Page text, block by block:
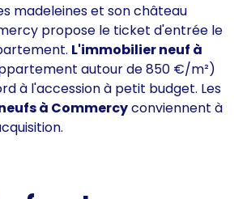
madeleines et son château
propose le ticket d'entrée le
L'immobilier neuf à
autour de 850 €/m²)
à l'accession à petit budget. Les
à Commercyconviennent à